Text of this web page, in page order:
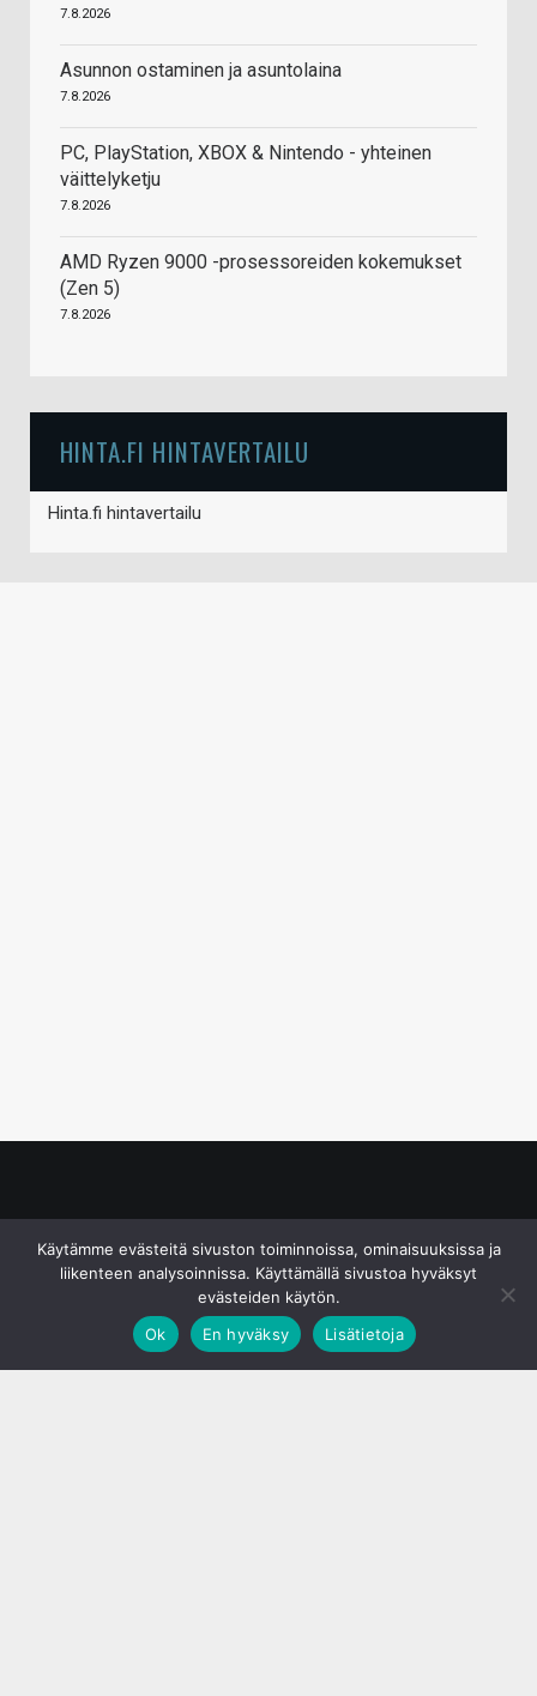
7.8.2026
Asunnon ostaminen ja asuntolaina
7.8.2026
PC, PlayStation, XBOX & Nintendo - yhteinen
väittelyketju
7.8.2026
AMD Ryzen 9000 -prosessoreiden kokemukset
(Zen 5)
7.8.2026
HINTA.FI HINTAVERTAILU
Hinta.fi hintavertailu
Käytämme evästeitä sivuston toiminnoissa, ominaisuuksissa ja
liikenteen analysoinnissa. Käyttämällä sivustoa hyväksyt
evästeiden käytön.
Ok
En hyväksy Lisätietoja